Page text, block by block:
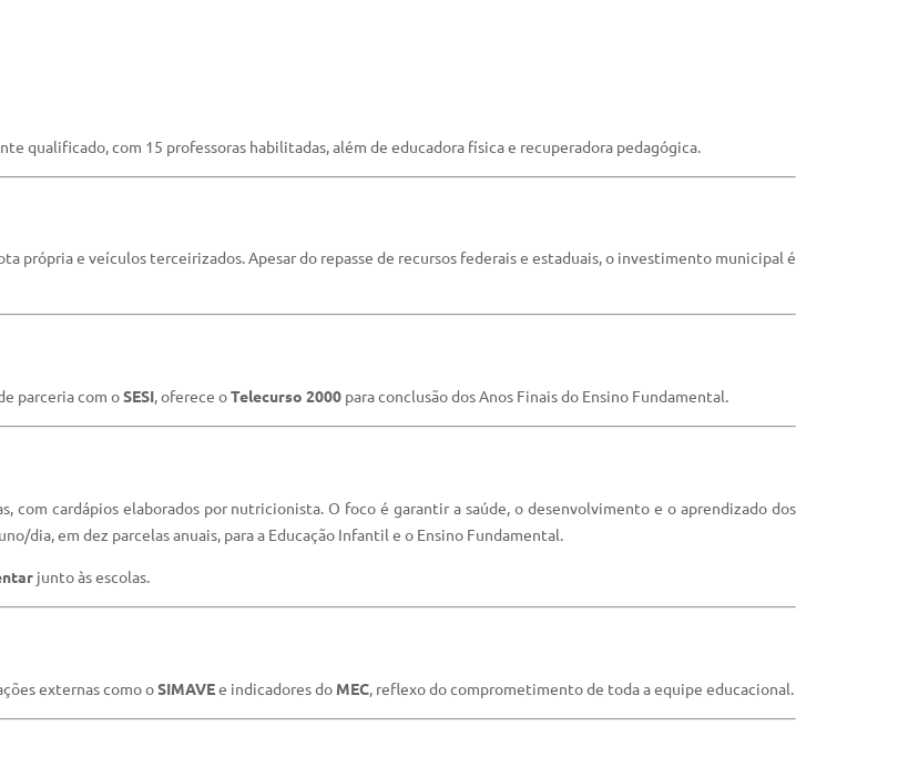
qualificado, com 15 professoras habilitadas, além de educadora física e recuperadora pedagógica.
própria e veículos terceirizados. Apesar do repasse de recursos federais e estaduais, o investimento municipal é
parceria com oSESI, oferece oTelecurso 2000 para conclusão dos Anos Finais do Ensino Fundamental.
com cardápios elaborados por nutricionista. O foco é garantir a saúde, o desenvolvimento e o aprendizado dos
dia, em dez parcelas anuais, para a Educação Infantil e o Ensino Fundamental.
junto às escolas.
externas como oSIMAVEe indicadores do MEC, reflexo do comprometimento de toda a equipe educacional.